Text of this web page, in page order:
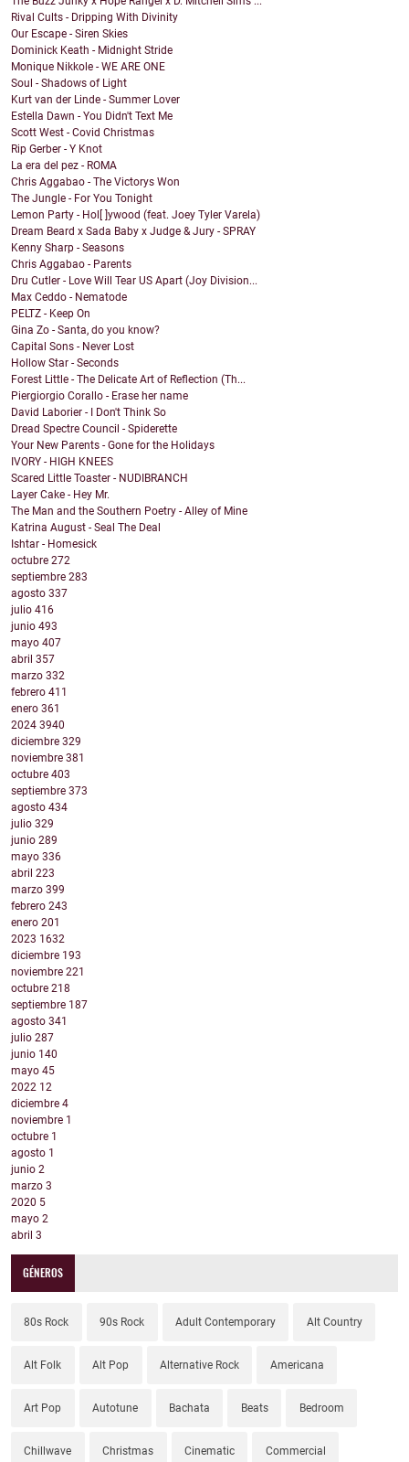
Rival Cults - Dripping With Divinity
Our Escape - Siren Skies
Dominick Keath - Midnight Stride
Monique Nikkole - WE ARE ONE
Soul - Shadows of Light
Kurt van der Linde - Summer Lover
Estella Dawn - You Didn't Text Me
Scott West - Covid Christmas
Rip Gerber - Y Knot
La era del pez - ROMA
Chris Aggabao - The Victorys Won
The Jungle - For You Tonight
Lemon Party - Hol[ ]ywood (feat. Joey Tyler Varela)
Dream Beard x Sada Baby x Judge & Jury - SPRAY
Kenny Sharp - Seasons
Chris Aggabao - Parents
Dru Cutler - Love Will Tear US Apart (Joy Division...
Max Ceddo - Nematode
PELTZ - Keep On
Gina Zo - Santa, do you know?
Capital Sons - Never Lost
Hollow Star - Seconds
Forest Little - The Delicate Art of Reflection (Th...
Piergiorgio Corallo - Erase her name
David Laborier - I Don't Think So
Dread Spectre Council - Spiderette
Your New Parents - Gone for the Holidays
IVORY - HIGH KNEES
Scared Little Toaster - NUDIBRANCH
Layer Cake - Hey Mr.
The Man and the Southern Poetry - Alley of Mine
Katrina August - Seal The Deal
Ishtar - Homesick
octubre 272
septiembre 283
agosto 337
julio 416
junio 493
mayo 407
abril 357
marzo 332
febrero 411
enero 361
2024 3940
diciembre 329
noviembre 381
octubre 403
septiembre 373
agosto 434
julio 329
junio 289
mayo 336
abril 223
marzo 399
febrero 243
enero 201
2023 1632
diciembre 193
noviembre 221
octubre 218
septiembre 187
agosto 341
julio 287
junio 140
mayo 45
2022 12
diciembre 4
noviembre 1
octubre 1
agosto 1
junio 2
marzo 3
2020 5
mayo 2
abril 3
GÉNEROS
80s Rock 90s Rock Adult Contemporary Alt Country
Alt Folk Alt Pop Alternative Rock Americana
Art Pop Autotune Bachata Beats Bedroom
Chillwave Christmas Cinematic Commercial